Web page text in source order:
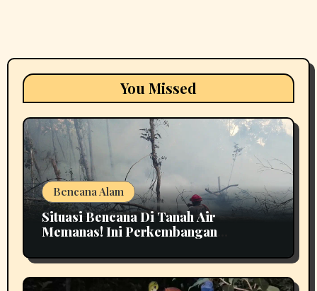
You Missed
Bencana Alam
Situasi Bencana Di Tanah Air
Memanas! Ini Perkembangan